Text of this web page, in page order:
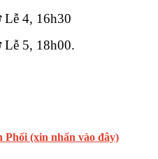
16h30
18h00.
Phối (xin nhấn vào đây)